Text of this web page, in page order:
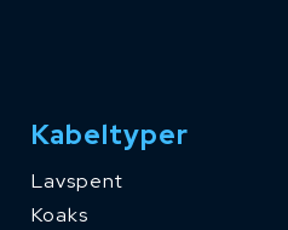
Kabeltyper
Lavspent
Koaks